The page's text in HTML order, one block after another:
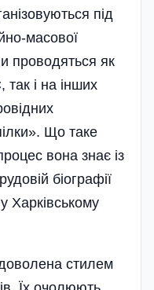
під
масов­ої
проводяться як
і на інших
Що таке
вона знає із
біографії
Харківському
стилем